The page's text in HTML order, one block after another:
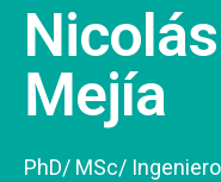
Mejía
PhD/ MSc/